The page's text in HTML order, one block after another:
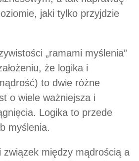
jaki tylko przyjdzie
„ramami myślenia”
że logika i
to dwie różne
o wiele ważniejsza i
Logika to przede
myślenia.
związek między mądrością a